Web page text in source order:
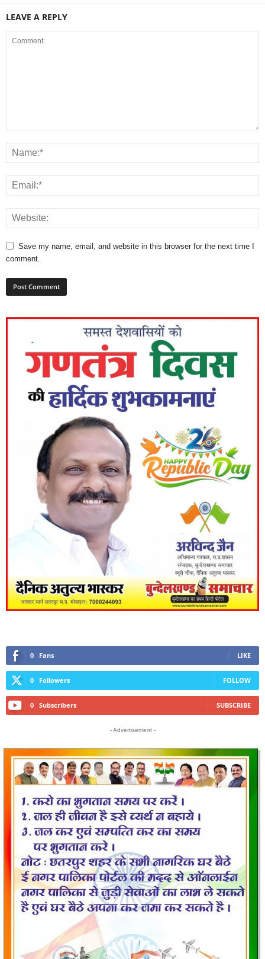
LEAVE A REPLY
Save my name, email, and website in this browser for the next time I
comment.
0 Fans LIKE
0 Followers FOLLOW
0 Subscribers SUBSCRIBE
- Advertisement -